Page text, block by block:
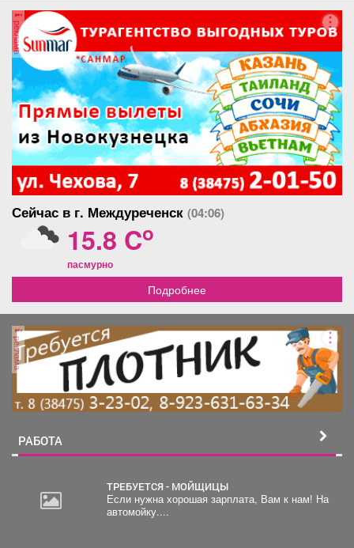
реклама
Сейчас в г. Междуреченск (04:06)
15.8 Co
пасмурно
Подробнее
реклама
РАБОТА
ТРЕБУЕТСЯ - МОЙЩИЦЫ
Если нужна хорошая зарплата, Вам к нам! На
автомойку....